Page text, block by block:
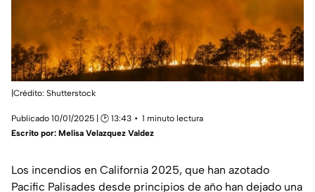
|Crédito: Shutterstock
Publicado 10/01/2025 | 🕑 13:43
1 minuto lectura
Escrito por: Melisa Velazquez Valdez
Los incendios en California 2025, que han azotado
Pacific Palisades desde principios de año han dejado una